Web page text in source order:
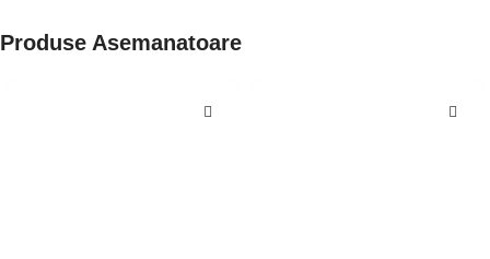
Produse Asemanatoare